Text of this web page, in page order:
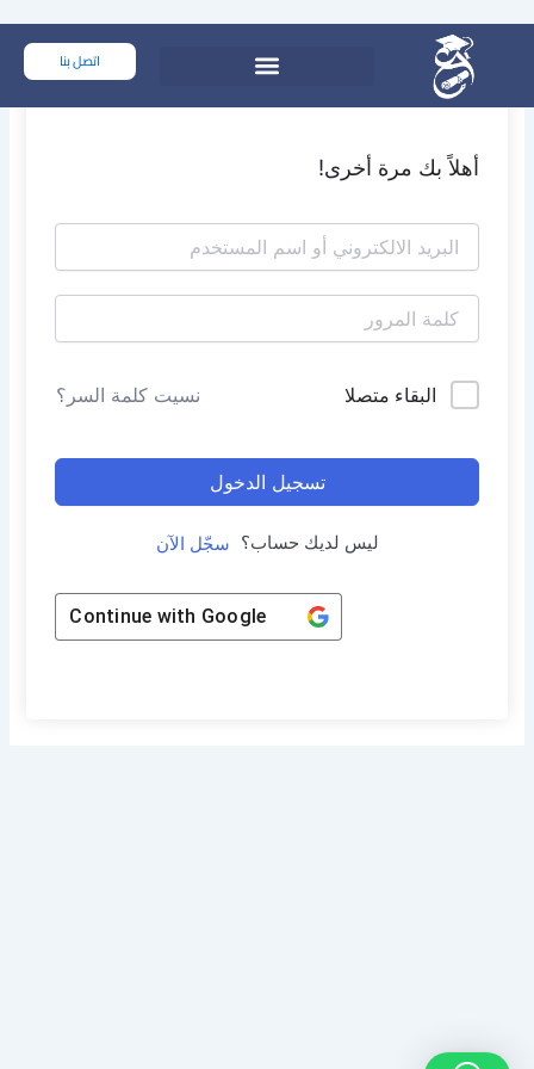
المحتوى
اتصل بنا
أهلاً بك مرة أخرى!
البقاء متصلا نسيت كلمة السر؟
تسجيل الدخول
ليس لديك حساب؟ سجّل الآن
Continue with Google